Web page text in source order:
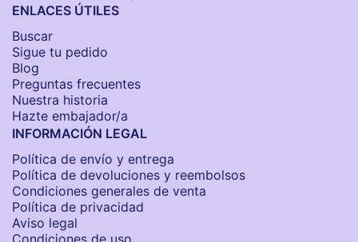
ENLACES ÚTILES
Buscar
Sigue tu pedido
Blog
Preguntas frecuentes
Nuestra historia
Hazte embajador/a
INFORMACIÓN LEGAL
Política de envío y entrega
Política de devoluciones y reembolsos
Condiciones generales de venta
Política de privacidad
Aviso legal